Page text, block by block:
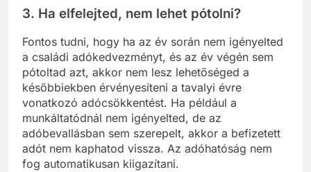
3. Ha elfelejted, nem lehet pótolni?
Fontos tudni, hogy ha az év során nem igényelted
a családi adókedvezményt, és az év végén sem
pótoltad azt, akkor nem lesz lehetőséged a
későbbiekben érvényesíteni a tavalyi évre
vonatkozó adócsökkentést. Ha például a
munkáltatódnál nem igényelted, de az
adóbevallásban sem szerepelt, akkor a befizetett
adót nem kaphatod vissza. Az adóhatóság nem
fog automatikusan kiigazítani.